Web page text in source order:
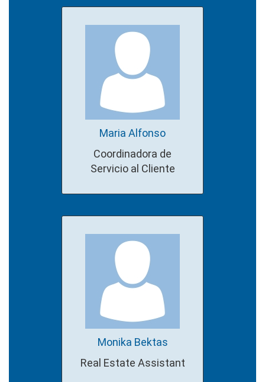
Maria Alfonso
Coordinadora de
Servicio al Cliente
Monika Bektas
Real Estate Assistant